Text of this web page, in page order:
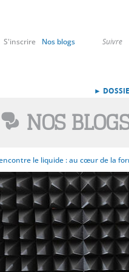
Suivre
S'inscrire Nos blogs
►
NOS
le liquide : au cœur de la